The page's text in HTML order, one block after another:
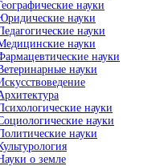
науки
науки
науки
науки
науки
науки
науки
науки
науки
о земле